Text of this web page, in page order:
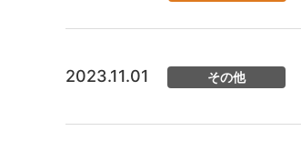
2023.11.01 その他